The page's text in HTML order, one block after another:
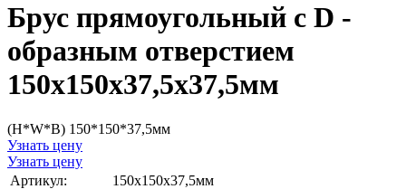
Брус прямоугольный с D -
образным отверстием
150х150х37,5х37,5мм
(H*W*B) 150*150*37,5мм
Узнать цену
Узнать цену
Артикул:
150х150х37,5мм